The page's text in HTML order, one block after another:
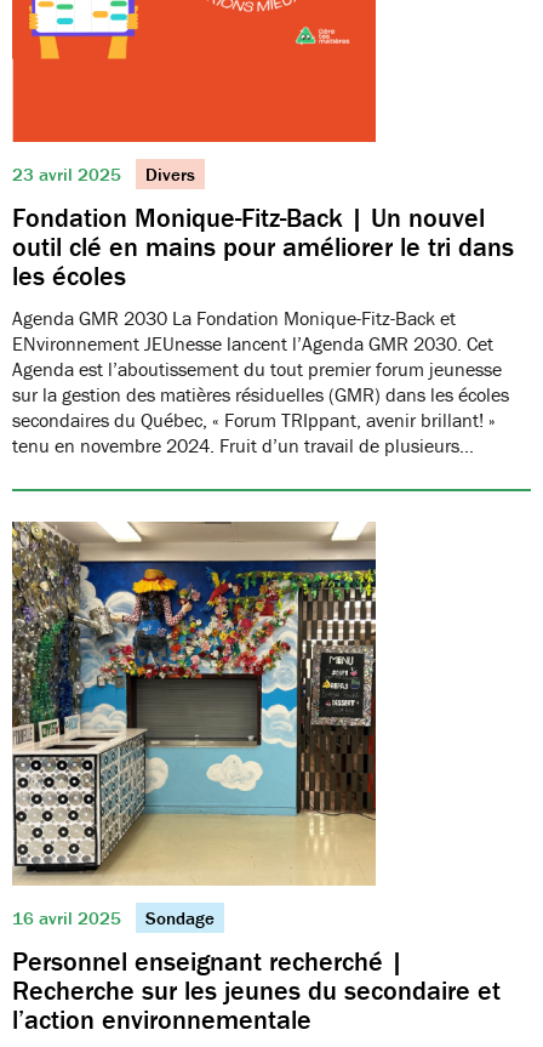
23 avril 2025 Divers
Fondation Monique-Fitz-Back | Un nouvel
outil clé en mains pour améliorer le tri dans
les écoles
Agenda GMR 2030 La Fondation Monique-Fitz-Back et
ENvironnement JEUnesse lancent l’Agenda GMR 2030. Cet
Agenda est l’aboutissement du tout premier forum jeunesse
sur la gestion des matières résiduelles (GMR) dans les écoles
secondaires du Québec, « Forum TRIppant, avenir brillant! »
tenu en novembre 2024. Fruit d’un travail de plusieurs…
16 avril 2025 Sondage
Personnel enseignant recherché |
Recherche sur les jeunes du secondaire et
l’action environnementale